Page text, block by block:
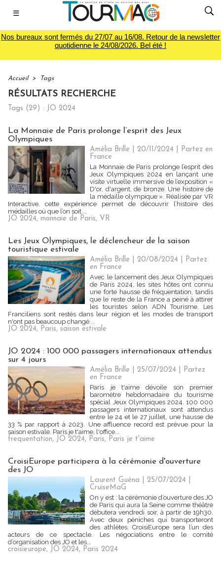
☰
Nos bureaux sont fermés du 27/07 au 16/08. Retour de la newsletter
quotidienne le 24/08/2026. Bel été !
Accueil > Tags
RÉSULTATS RECHERCHE
Tags (29) : JO 2024
La Monnaie de Paris prolonge l’esprit des Jeux
Olympiques
Amélia Brille | 20/11/2024
Partez en
France
La Monnaie de Paris prolonge l’esprit des
Jeux Olympiques 2024 en lançant une
visite virtuelle immersive de l’exposition «
D'or, d'argent, de bronze. Une histoire de
la médaille olympique ». Réalisée par VR
Interactive, cette expérience permet de découvrir l’histoire des
médailles où que l’on soit....
JO 2024, monnaie de Paris, VR
Les Jeux Olympiques, le déclencheur de la saison
touristique estivale
Amélia Brille | 20/08/2024
Partez
en France
Avec le lancement des Jeux Olympiques
de Paris 2024, les sites hôtes ont connu
une forte hausse de fréquentation, tandis
que le reste de la France a peiné à attirer
les touristes selon ADN Tourisme. Les
Franciliens sont restés dans leur région et les modes de transport
n'ont pas beaucoup changé....
JO 2024, Paris, saison estivale
JO 2024 : 100 000 passagers internationaux attendus
sur 4 jours
Amélia Brille | 25/07/2024
Partez
en France
Paris je t'aime dévoile son premier
baromètre hebdomadaire du tourisme
spécial Jeux Olympiques 2024. 100 000
passagers internationaux sont attendus
entre le 24 et le 27 juillet, une hausse de
33 % par rapport à 2023. Une affluence record est prévue pour la
saison estivale. Paris je t'aime, l'office...
frequentation, JO 2024, Paris, Paris je t'aime
CroisiEurope participera à la cérémonie d'ouverture
des JO
Laurent Guéna | 25/07/2024
CruiseMaG
On y est : la cérémonie d’ouverture des JO
de Paris qui aura la Seine comme théâtre
débutera vendredi soir, à partir de 19h30.
Avec deux péniches qui transporteront
des athlètes, CroisiEurope sera l’un des
acteurs de ce spectacle. Les négociations entre le comité
d’organisation des JO et les...
croisieurope, JO 2024, Paris 2024